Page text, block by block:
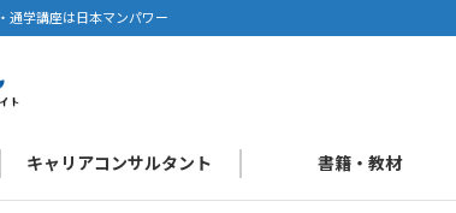
通学講座は日本マンパワー
キャリアコンサルタント 書籍・教材